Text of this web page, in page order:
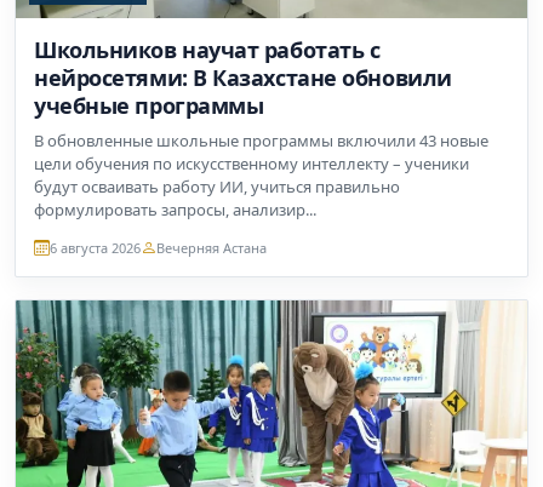
Школьников научат работать с
нейросетями: В Казахстане обновили
учебные программы
В обновленные школьные программы включили 43 новые
цели обучения по искусственному интеллекту – ученики
будут осваивать работу ИИ, учиться правильно
формулировать запросы, анализир...
6 августа 2026 Вечерняя Астана